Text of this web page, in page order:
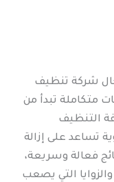
شركة تنظيف
متكاملة تبدأ من
التنظيف
تساعد على إزالة
فعالة وسريعة،
التي يصعب